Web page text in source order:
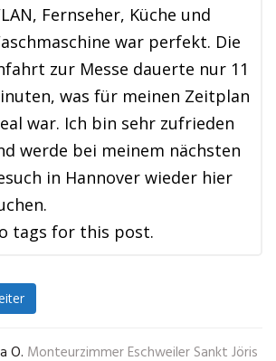
Fernseher, Küche und
war perfekt. Die
zur Messe dauerte nur 11
was für meinen Zeitplan
war. Ich bin sehr zufrieden
werde bei meinem nächsten
in Hannover wieder hier
tags for this post.
O. Monteurzimmer Eschweiler Sankt Jöris